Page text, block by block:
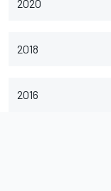
2020
2018
2016